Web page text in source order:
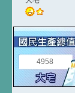
4958